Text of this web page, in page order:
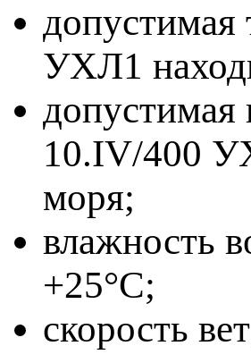
УХЛ1
допустимая
10.IV/400
моря;
влажность
+25°C;
скорость